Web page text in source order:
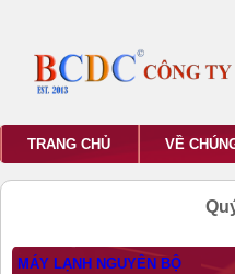
TRANG CHỦ VỀ
MÁY LẠNH NGUYÊN BỘ